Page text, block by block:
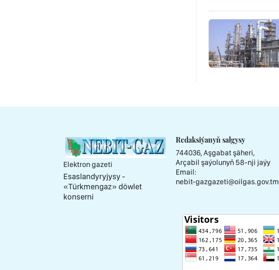
Elektron gazeti
Esaslandyryjysy -
«Тürkmengaz» döwlet
konserni
Redaksiýanyň salgysy
744036, Aşgabat şäheri,
Arçabil şaýolunyň 58-nji jaýy
Email:
nebit-gazgazeti@oilgas.gov.tm